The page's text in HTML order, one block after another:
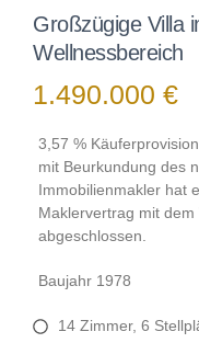
Großzügige Villa
Wellnessbereich
1.490.000 €
3,57 %
mit Beurkundung des
Immobilienmakler hat
Maklervertrag mit
abgeschlossen.
Baujahr 1978
14 Zimmer, 6